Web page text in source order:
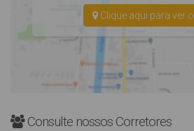
Clique aqui para ver o
Consulte nossos Corretores